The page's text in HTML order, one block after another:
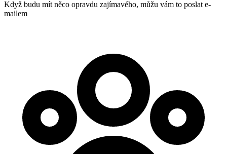
Když budu mít něco opravdu zajímavého, můžu vám to poslat e-
mailem